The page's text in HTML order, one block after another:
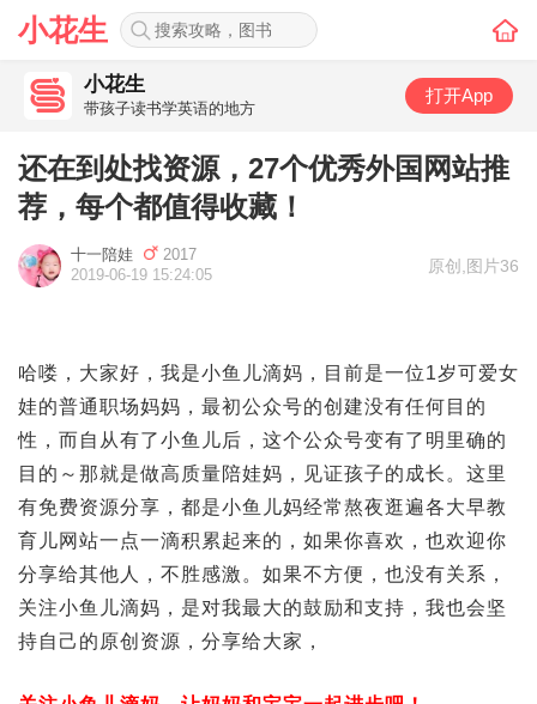
小花生
小花生
带孩子读书学英语的地方
打开App
还在到处找资源，27个优秀外国网站推
荐，每个都值得收藏！
十一陪娃
2017
2019-06-19 15:24:05
原创 图片36
哈喽，大家好，我是小鱼儿滴妈，目前是一位1岁可爱女
娃的普通职场妈妈，最初公众号的创建没有任何目的
性，而自从有了小鱼儿后，这个公众号变有了明里确的
目的～那就是做高质量陪娃妈，见证孩子的成长。这里
有免费资源分享，都是小鱼儿妈经常熬夜逛遍各大早教
育儿网站一点一滴积累起来的，如果你喜欢，也欢迎你
分享给其他人，不胜感激。如果不方便，也没有关系，
关注小鱼儿滴妈，是对我最大的鼓励和支持，我也会坚
持自己的原创资源，分享给大家，